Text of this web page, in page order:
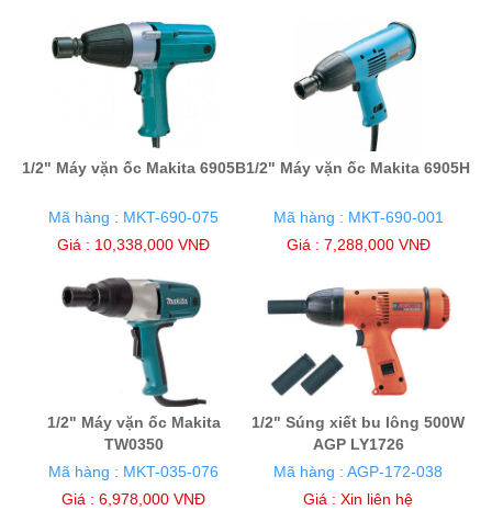
1/2" Máy vặn ốc Makita 6905B
Mã hàng : MKT-690-075
Giá : 10,338,000 VNĐ
1/2" Máy vặn ốc Makita 6905H
Mã hàng : MKT-690-001
Giá : 7,288,000 VNĐ
1/2" Máy vặn ốc Makita
TW0350
Mã hàng : MKT-035-076
Giá : 6,978,000 VNĐ
1/2" Súng xiết bu lông 500W
AGP LY1726
Mã hàng : AGP-172-038
Giá :Xin liên hệ